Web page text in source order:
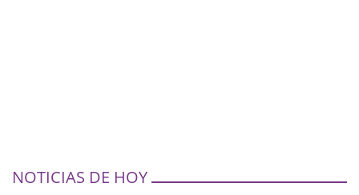
NOTICIAS DE HOY